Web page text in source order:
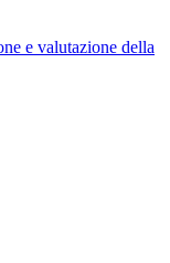
e valutazione della